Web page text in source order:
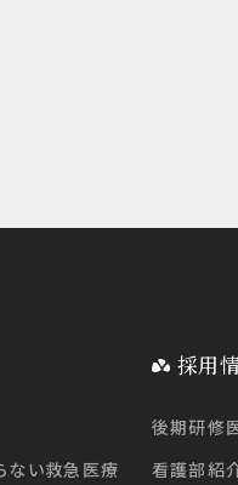
い救急医療
採用
後期研修
看護部紹